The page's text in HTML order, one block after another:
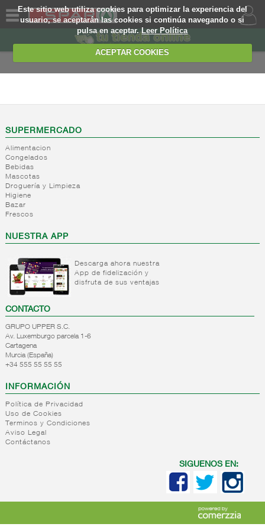
Este sitio web utiliza cookies para optimizar la experiencia del
usuario, se aceptarán las cookies si continúa navegando o si
pulsa en aceptar.Leer Política
ACEPTAR COOKIES
SOMOS
WEB
EJEMPLO
Yogures
bifidus
Yogur
salud
Postres
refrigerados
+
Postres
refrigerados
Leche
fresca
Leche
fresca
Bebida
refrigerada
cafe
+
refrigerada
Mantequillas
+
Mantequillas
Internacional
lacteos
ref.yogur,natas..
+
Internacional
natas
mantequillas
Internacional
yogur,postre,otros
lacteos
Margarinas
Margarinas
Salazones,semi-
conservas
pescado,surimis
+
Salazones
maruca
Ahumados-
aceite
Anchoa
semi
Quesos en +
Quesos
cuñas
nacionales
Quesos
cuñas
Quesos
pasta
blanda,
porcionados,
piezas
+
Quesos
Quesos
+
SUPERMERCADO
Alimentacion
Congelados
Bebidas
Mascotas
Droguería y Limpieza
Higiene
Bazar
Frescos
NUESTRA APP
Descarga ahora nuestra
App de fidelización y
disfruta de sus ventajas
CONTACTO
GRUPO UPPER S.C.
Av. Luxemburgo parcela 1-6
Cartagena
Murcia (España)
+34 555 55 55 55
INFORMACIÓN
Política de Privacidad
Uso de Cookies
Terminos y Condiciones
Aviso Legal
Contáctanos
SIGUENOS EN: